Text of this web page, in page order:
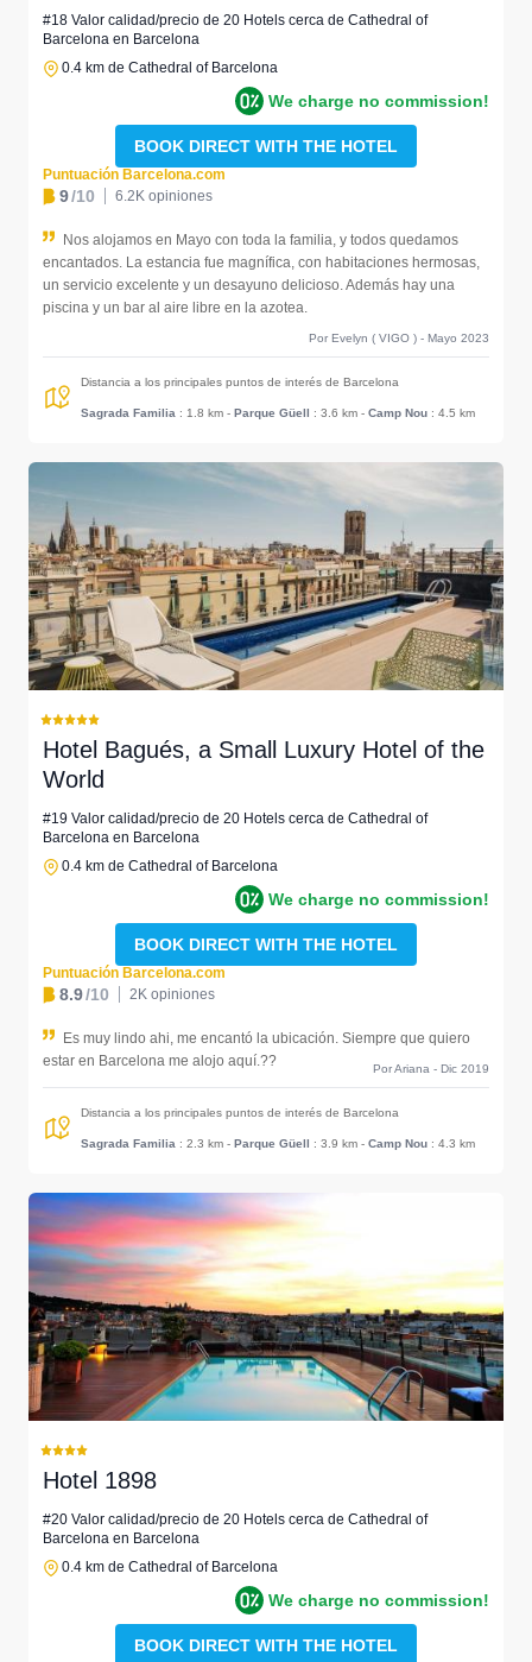
#18 Valor calidad/precio de 20 Hotels cerca de Cathedral of
Barcelona en Barcelona
0.4 km de Cathedral of Barcelona
We charge no commission!
BOOK DIRECT WITH THE HOTEL
Puntuación Barcelona.com
9/10 6.2K opiniones
Nos alojamos en Mayo con toda la familia, y todos quedamos
encantados. La estancia fue magnífica, con habitaciones hermosas,
un servicio excelente y un desayuno delicioso. Además hay una
piscina y un bar al aire libre en la azotea.
Por Evelyn ( VIGO ) - Mayo 2023
Distancia a los principales puntos de interés de Barcelona
Sagrada Familia : 1.8 km - Parque Güell : 3.6 km - Camp Nou : 4.5 km
Hotel Bagués, a Small Luxury Hotel of the
World
#19 Valor calidad/precio de 20 Hotels cerca de Cathedral of
Barcelona en Barcelona
0.4 km de Cathedral of Barcelona
We charge no commission!
BOOK DIRECT WITH THE HOTEL
Puntuación Barcelona.com
8.9/10 2K opiniones
Es muy lindo ahi, me encantó la ubicación. Siempre que quiero
estar en Barcelona me alojo aquí.??
Por Ariana - Dic 2019
Distancia a los principales puntos de interés de Barcelona
Sagrada Familia : 2.3 km - Parque Güell : 3.9 km - Camp Nou : 4.3 km
Hotel 1898
#20 Valor calidad/precio de 20 Hotels cerca de Cathedral of
Barcelona en Barcelona
0.4 km de Cathedral of Barcelona
We charge no commission!
BOOK DIRECT WITH THE HOTEL